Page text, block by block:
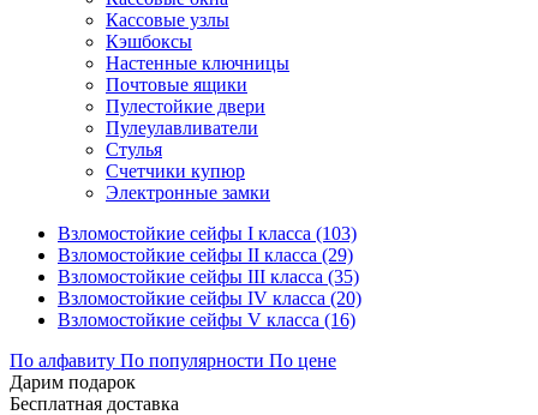
Кассовые узлы
Кэшбоксы
Настенные ключницы
Почтовые ящики
Пулестойкие двери
Пулеулавливатели
Стулья
Счетчики купюр
Электронные замки
Взломостойкие сейфы I класса (103)
Взломостойкие сейфы II класса (29)
Взломостойкие сейфы III класса (35)
Взломостойкие сейфы IV класса (20)
Взломостойкие сейфы V класса (16)
По алфавиту По популярности По цене
Дарим подарок
Бесплатная доставка